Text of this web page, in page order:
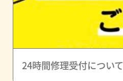
24時間修理受付について